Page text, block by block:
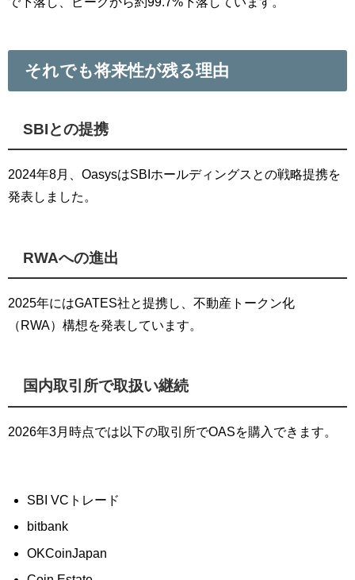
それでも将来性が残る理由
SBIとの提携
2024年8月、OasysはSBIホールディングスとの戦略提携を
発表しました。
RWAへの進出
2025年にはGATES社と提携し、不動産トークン化
（RWA）構想を発表しています。
国内取引所で取扱い継続
2026年3月時点では以下の取引所でOASを購入できます。
SBI VCトレード
bitbank
OKCoinJapan